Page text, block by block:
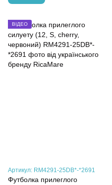
ВІДЕО
Артикул: RM4291-25DB*-*2691
Футболка прилеглого